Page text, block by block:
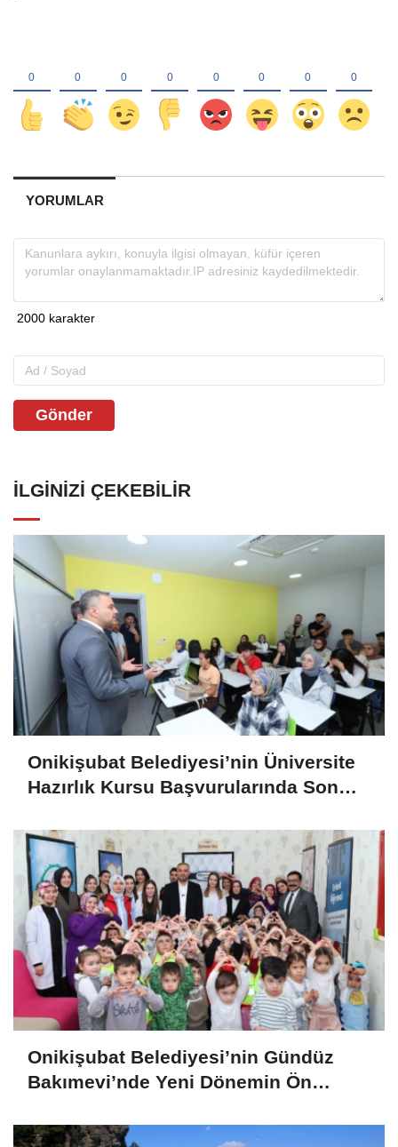
YORUMLAR
Gönder
İLGINIZI ÇEKEBILIR
Onikişubat Belediyesi’nin Üniversite
Hazırlık Kursu Başvurularında Son
Onikişubat Belediyesi’nin Gündüz
Bakımevi’nde Yeni Dönemin Ön